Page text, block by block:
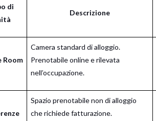
di
Descrizione
Room
Camera standard di alloggio.
Prenotabile online e rilevata
nell’occupazione.
Spazio prenotabile non di alloggio
che richiede fatturazione.